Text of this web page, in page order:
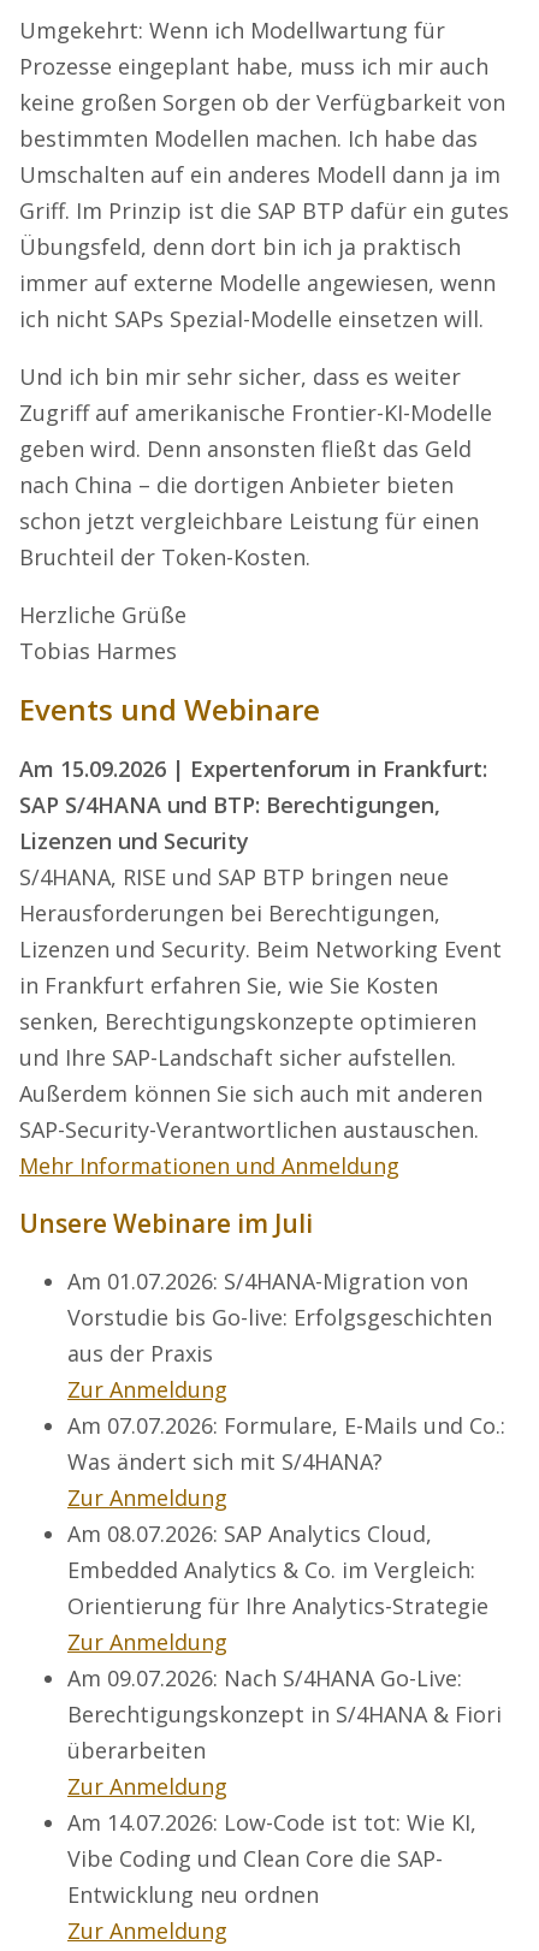
Umgekehrt: Wenn ich Modellwartung für
Prozesse eingeplant habe, muss ich mir auch
keine großen Sorgen ob der Verfügbarkeit von
bestimmten Modellen machen. Ich habe das
Umschalten auf ein anderes Modell dann ja im
Griff. Im Prinzip ist die SAP BTP dafür ein gutes
Übungsfeld, denn dort bin ich ja praktisch
immer auf externe Modelle angewiesen, wenn
ich nicht SAPs Spezial-Modelle einsetzen will.
Und ich bin mir sehr sicher, dass es weiter
Zugriff auf amerikanische Frontier-KI-Modelle
geben wird. Denn ansonsten fließt das Geld
nach China – die dortigen Anbieter bieten
schon jetzt vergleichbare Leistung für einen
Bruchteil der Token-Kosten.
Herzliche Grüße
Tobias Harmes
Events und Webinare
Am 15.09.2026 | Expertenforum in Frankfurt:
SAP S/4HANA und BTP: Berechtigungen,
Lizenzen und Security
S/4HANA, RISE und SAP BTP bringen neue
Herausforderungen bei Berechtigungen,
Lizenzen und Security. Beim Networking Event
in Frankfurt erfahren Sie, wie Sie Kosten
senken, Berechtigungskonzepte optimieren
und Ihre SAP-Landschaft sicher aufstellen.
Außerdem können Sie sich auch mit anderen
SAP-Security-Verantwortlichen austauschen.
Mehr Informationen und Anmeldung
Unsere Webinare im Juli
Am 01.07.2026: S/4HANA-Migration von
Vorstudie bis Go-live: Erfolgsgeschichten
aus der Praxis
Zur Anmeldung
Am 07.07.2026: Formulare, E-Mails und Co.:
Was ändert sich mit S/4HANA?
Zur Anmeldung
Am 08.07.2026: SAP Analytics Cloud,
Embedded Analytics & Co. im Vergleich:
Orientierung für Ihre Analytics-Strategie
Zur Anmeldung
Am 09.07.2026: Nach S/4HANA Go-Live:
Berechtigungskonzept in S/4HANA & Fiori
überarbeiten
Zur Anmeldung
Am 14.07.2026: Low-Code ist tot: Wie KI,
Vibe Coding und Clean Core die SAP-
Entwicklung neu ordnen
Zur Anmeldung